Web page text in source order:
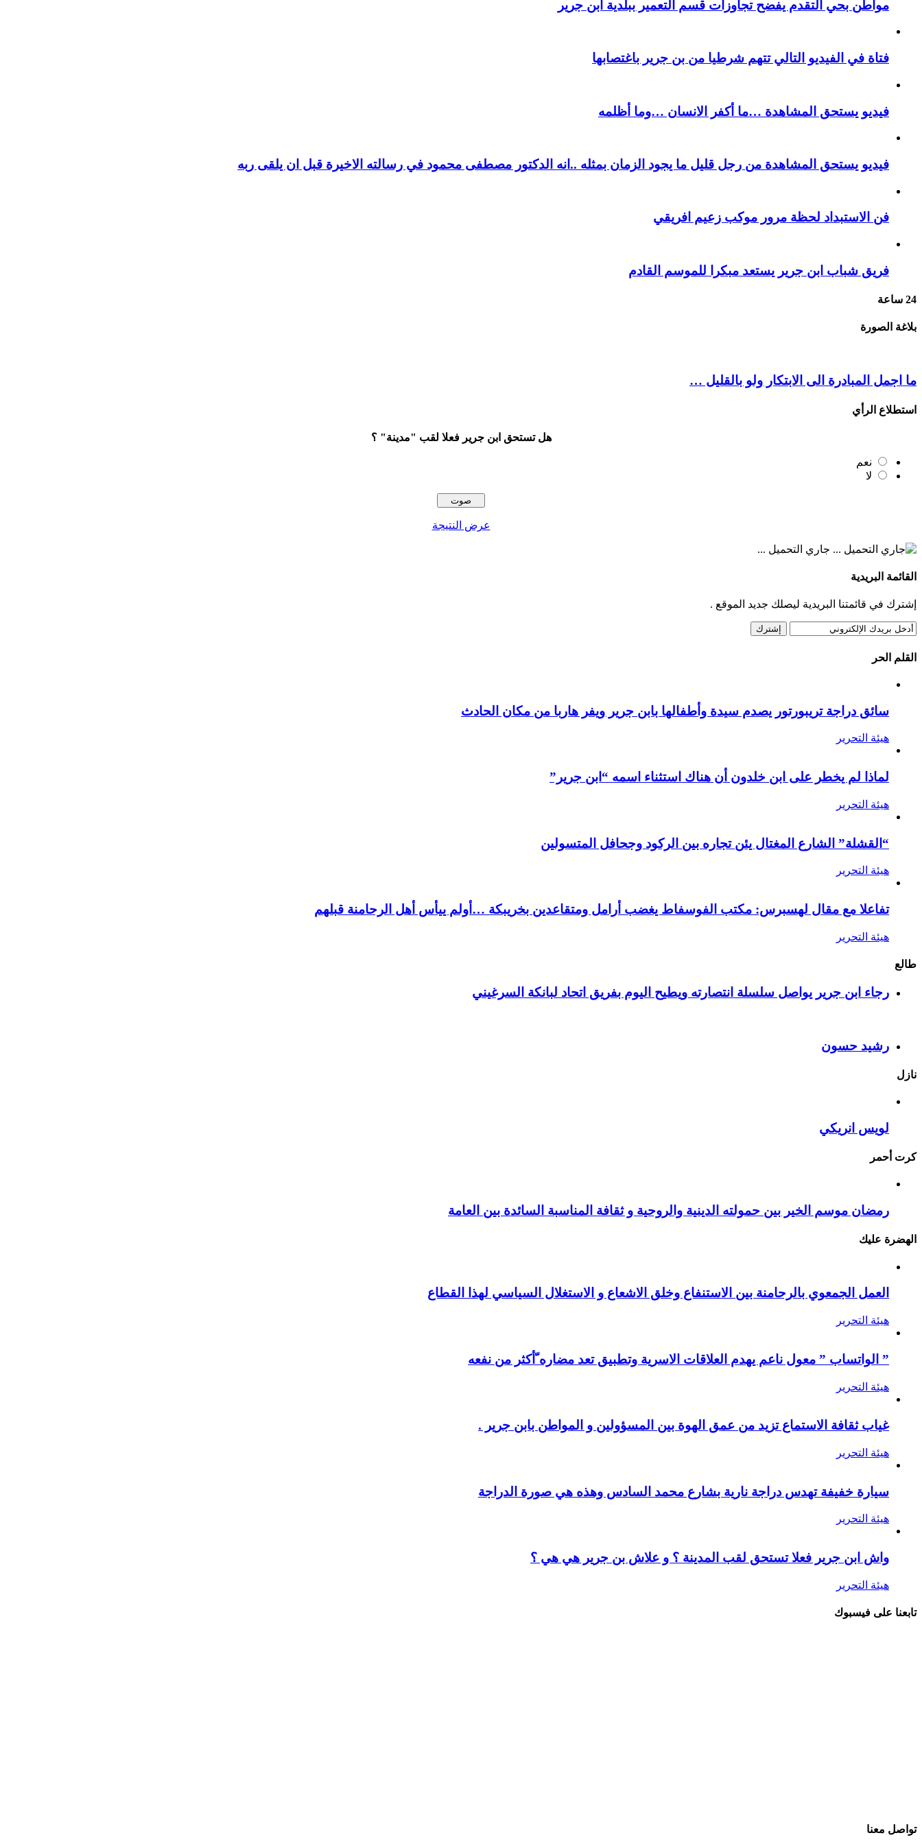
مواطن بحي التقدم يفضح تجاوزات قسم التعمير ببلدية ابن جرير
فتاة في الفيديو التالي تتهم شرطيا من بن جرير باغتصابها
فيديو يستحق المشاهدة …ما أكفر الانسان …وما أظلمه
فيديو يستحق المشاهدة من رجل قليل ما يجود الزمان بمثله ..انه الدكتور مصطفى محمود في رسالته الاخيرة قبل ان يلقى ربه
فن الاستبداد لحظة مرور موكب زعيم افريقي
فريق شباب ابن جرير يستعد مبكرا للموسم القادم
24 ساعة
بلاغة الصورة
ما اجمل المبادرة الى الابتكار ولو بالقليل …
استطلاع الرأي
هل تستحق ابن جرير فعلا لقب "مدينة" ؟
نعم
لا
عرض النتيجة
جاري التحميل ...
القائمة البريدية
إشترك في قائمتنا البريدية ليصلك جديد الموقع .
القلم الحر
سائق دراجة تريبورتور يصدم سيدة وأطفالها بابن جرير ويفر هاربا من مكان الحادث
هيئة التحرير
لماذا لم يخطر على ابن خلدون أن هناك استثناء اسمه “ابن جرير”
هيئة التحرير
“القشلة” الشارع المغتال يئن تجاره بين الركود وجحافل المتسولين
هيئة التحرير
تفاعلا مع مقال لهسبرس: مكتب الفوسفاط يغضب أرامل ومتقاعدين بخريبكة …أولم ييأس أهل الرحامنة قبلهم
هيئة التحرير
طالع
رجاء ابن جرير يواصل سلسلة انتصارته ويطيح اليوم بفريق اتحاد لبانكة السرغيني
رشيد حسون
نازل
لويس انريكي
كرت أحمر
رمضان موسم الخير بين حمولته الدينية والروحية و ثقافة المناسبة السائدة بين العامة
الهضرة عليك
العمل الجمعوي بالرحامنة بين الاستنفاع وخلق الاشعاع و الاستغلال السياسي لهذا القطاع
هيئة التحرير
” الواتساب ” معول ناعم يهدم العلاقات الاسرية وتطبيق تعد مضاره ّأكثر من نفعه
هيئة التحرير
غياب ثقافة الاستماع تزيد من عمق الهوة بين المسؤولين و المواطن بابن جرير .
هيئة التحرير
سيارة خفيفة تهدس دراجة نارية بشارع محمد السادس وهذه هي صورة الدراجة
هيئة التحرير
واش ابن جرير فعلا تستحق لقب المدينة ؟ و علاش بن جرير هي هي ؟
هيئة التحرير
تابعنا على فيسبوك
تواصل معنا